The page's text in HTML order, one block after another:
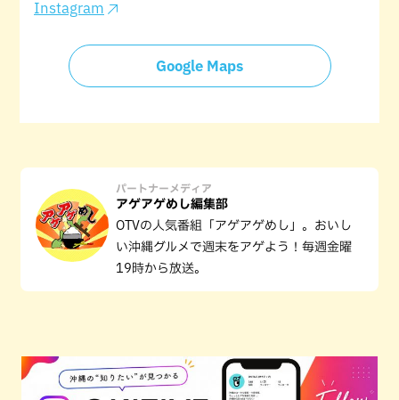
Instagram
Google Maps
パートナーメディア
アゲアゲめし編集部
OTVの人気番組「アゲアゲめし」。おいし
い沖縄グルメで週末をアゲよう！毎週金曜
19時から放送。